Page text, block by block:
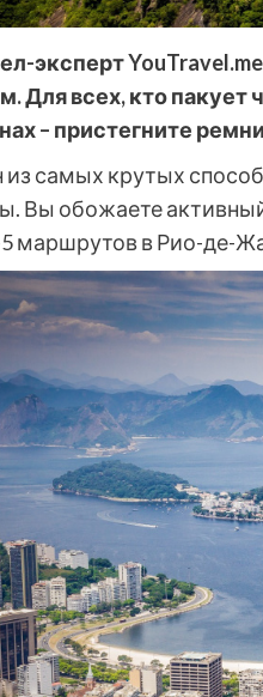
эксперт
Для всех, кто
– пристегните
самых крутых
Вы обожаете
маршрутов в Рио-де-